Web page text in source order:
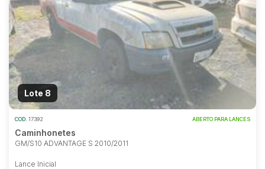
Lote 8
COD. 17392 ABERTO PARA LANCES
Caminhonetes
GM/S10 ADVANTAGE S 2010/2011
Lance Inicial